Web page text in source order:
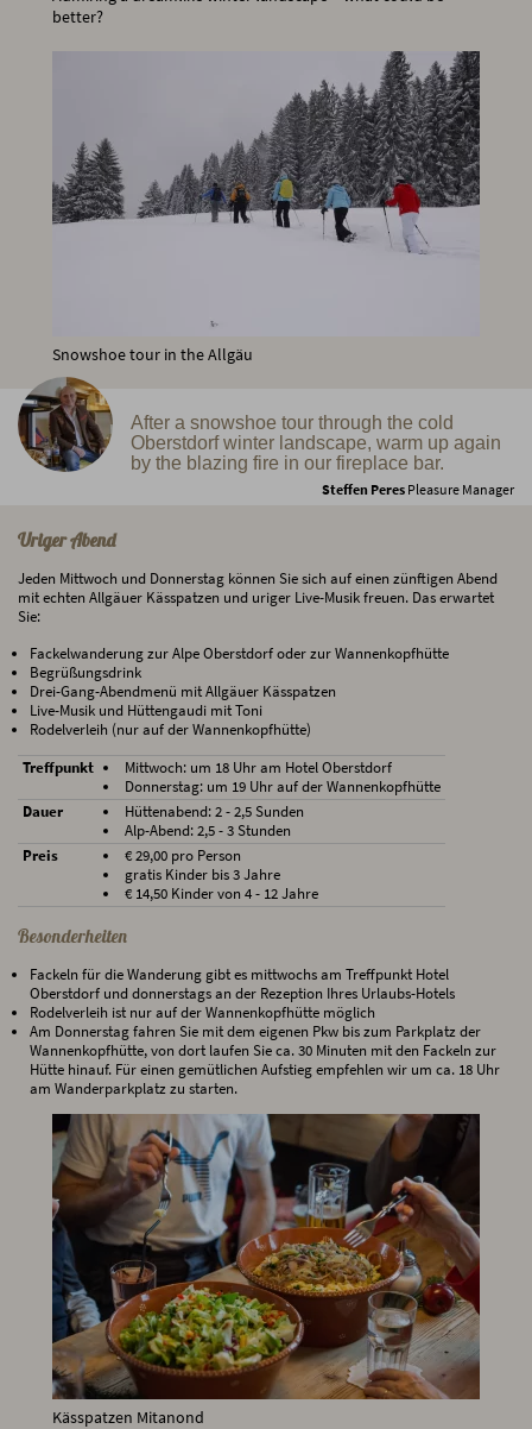
better?
Snowshoe tour in the Allgäu
After a snowshoe tour through the cold
Oberstdorf winter landscape, warm up again
by the blazing fire in our fireplace bar.
Steffen Peres Pleasure Manager
Uriger Abend
Jeden Mittwoch und Donnerstag können Sie sich auf einen zünftigen Abend
mit echten Allgäuer Kässpatzen und uriger Live-Musik freuen. Das erwartet
Sie:
Fackelwanderung zur Alpe Oberstdorf oder zur Wannenkopfhütte
Begrüßungsdrink
Drei-Gang-Abendmenü mit Allgäuer Kässpatzen
Live-Musik und Hüttengaudi mit Toni
Rodelverleih (nur auf der Wannenkopfhütte)
Treffpunkt
Mittwoch: um 18 Uhr am Hotel Oberstdorf
Donnerstag: um 19 Uhr auf der Wannenkopfhütte
Dauer
Hüttenabend: 2 - 2,5 Sunden
Alp-Abend: 2,5 - 3 Stunden
Preis
€ 29,00 pro Person
gratis Kinder bis 3 Jahre
€ 14,50 Kinder von 4 - 12 Jahre
Besonderheiten
Fackeln für die Wanderung gibt es mittwochs am Treffpunkt Hotel
Oberstdorf und donnerstags an der Rezeption Ihres Urlaubs-Hotels
Rodelverleih ist nur auf der Wannenkopfhütte möglich
Am Donnerstag fahren Sie mit dem eigenen Pkw bis zum Parkplatz der
Wannenkopfhütte, von dort laufen Sie ca. 30 Minuten mit den Fackeln zur
Hütte hinauf. Für einen gemütlichen Aufstieg empfehlen wir um ca. 18 Uhr
am Wanderparkplatz zu starten.
Kässpatzen Mitanond